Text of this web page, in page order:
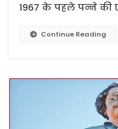
1967 के पहले पन्ने
Continue Reading